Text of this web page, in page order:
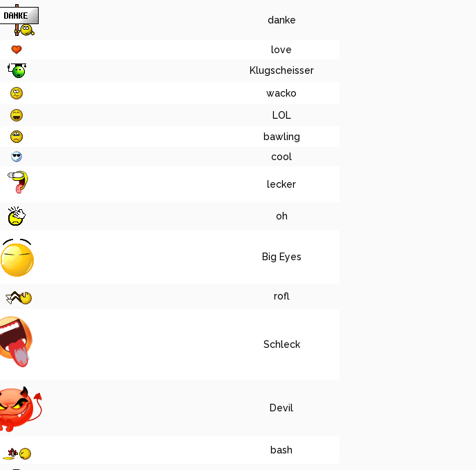
danke
love
Klugscheisser
wacko
LOL
bawling
cool
lecker
oh
Big Eyes
rofl
Schleck
Devil
bash